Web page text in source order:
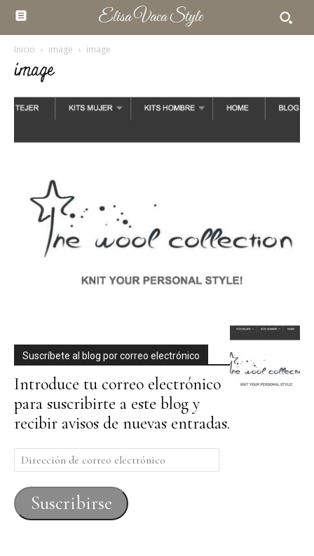
Elisa Vaca Style
Inicio image image
image
Suscríbete al blog por correo electrónico
Introduce tu correo electrónico
para suscribirte a este blog y
recibir avisos de nuevas entradas.
Dirección
de
correo
electrónico
Suscribirse